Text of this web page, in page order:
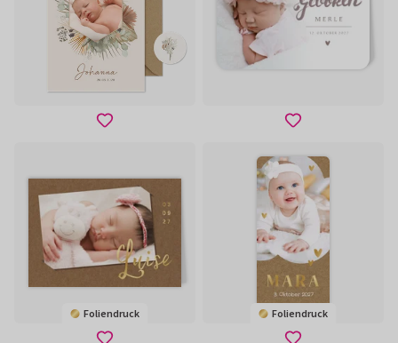
Foliendruck Foliendruck